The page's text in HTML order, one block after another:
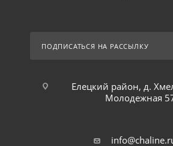
ПОДПИСАТЬСЯ НА РАССЫЛКУ
Елецкий район, д.
Молодежная